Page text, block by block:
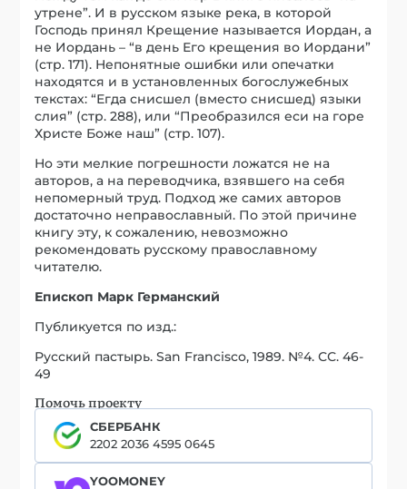
утрене”. И в русском языке река, в которой
Господь принял Крещение называется Иордан, а
не Иордань – “в день Его крещения во Иордани”
(стр. 171). Непонятные ошибки или опечатки
находятся и в установленных богослужебных
текстах: “Егда снисшел (вместо снисшед) языки
слия” (стр. 288), или “Преобразился еси на горе
Христе Боже наш” (стр. 107).
Но эти мелкие погрешности ложатся не на
авторов, а на переводчика, взявшего на себя
непомерный труд. Подход же самих авторов
достаточно неправославный. По этой причине
книгу эту, к сожалению, невозможно
рекомендовать русскому православному
читателю.
Епископ Марк Германский
Публикуется по изд.:
Русский пастырь. San Francisco, 1989. №4. СС. 46-
49
Помочь проекту
СБЕРБАНК
2202 2036 4595 0645
YOOMONEY